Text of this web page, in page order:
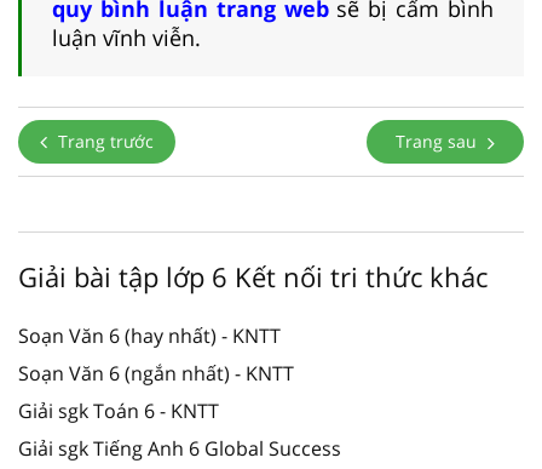
quy bình luận trang websẽ bị cấm bình
luận vĩnh viễn.
Trang trước Trang sau
Giải bài tập lớp 6 Kết nối tri thức khác
Soạn Văn 6 (hay nhất) - KNTT
Soạn Văn 6 (ngắn nhất) - KNTT
Giải sgk Toán 6 - KNTT
Giải sgk Tiếng Anh 6 Global Success